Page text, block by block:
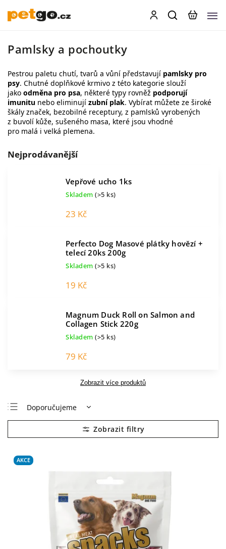
Pamlsky a pochoutky
Pestrou paletu chutí, tvarů a vůní představují pamlsky pro
psy. Chutné doplňkové krmivo z této kategorie slouží
jako odměna pro psa, některé typy rovněž podporují
imunitu nebo eliminují zubní plak. Vybírat můžete ze široké
škály značek, bezobilné receptury, z pamlsků vyrobených
z buvolí kůže, sušeného masa, které jsou vhodné
pro malá i velká plemena.
Nejprodávanější
Vepřové ucho 1ks
Skladem (>5 ks)
23 Kč
Perfecto Dog Masové plátky hovězí +
telecí 20ks 200g
Skladem (>5 ks)
19 Kč
Magnum Duck Roll on Salmon and
Collagen Stick 220g
Skladem (>5 ks)
79 Kč
Zobrazit více produktů
Doporučujeme
Nejlevnější
Nejdražší
Nejprodávanější
Abecedně
AKCE